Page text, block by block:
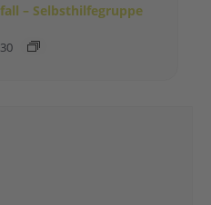
– Selbsthilfegruppe